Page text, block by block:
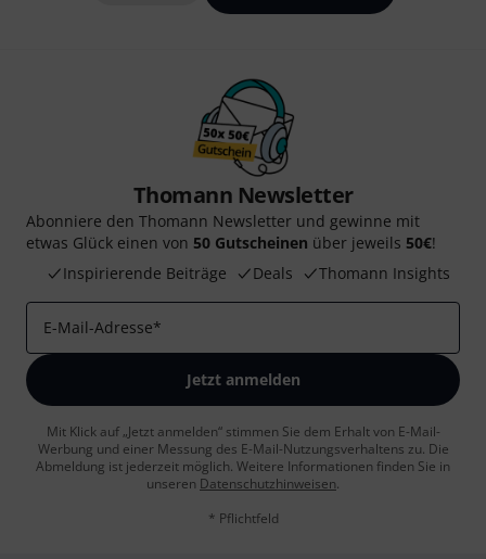
Thomann Newsletter
Abonniere den Thomann Newsletter und gewinne mit
etwas Glück einen von 50 Gutscheinen über jeweils 50€!
Inspirierende Beiträge
Deals Thomann Insights
E-Mail-Adresse*
Jetzt anmelden
Mit Klick auf „Jetzt anmelden“ stimmen Sie dem Erhalt von E-Mail-
Werbung und einer Messung des E-Mail-Nutzungsverhaltens zu. Die
Abmeldung ist jederzeit möglich. Weitere Informationen finden Sie in
unseren Datenschutzhinweisen.
* Pflichtfeld